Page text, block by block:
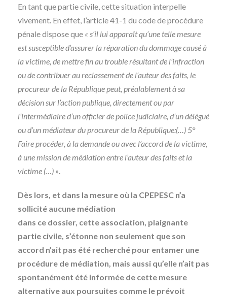
En tant que partie civile, cette situation interpelle
vivement. En effet, l’article 41-1 du code de procédure
pénale dispose que « s’il lui apparaît qu’une telle mesure
est susceptible d’assurer la réparation du dommage causé à
la victime, de mettre fin au trouble résultant de l’infraction
ou de contribuer au reclassement de l’auteur des faits, le
procureur de la République peut, préalablement à sa
décision sur l’action publique, directement ou par
l’intermédiaire d’un officier de police judiciaire, d’un délégué
ou d’un médiateur du procureur de la République:(…) 5°
Faire procéder, à la demande ou avec l’accord de la victime,
à une mission de médiation entre l’auteur des faits et la
victime (…) »
Dès lors, et dans la mesure où la CPEPESC n’a
sollicité aucune médiation
dans ce dossier, cette association, plaignante
partie civile, s’étonne non seulement que son
accord n’ait pas été recherché pour entamer une
procédure de médiation, mais aussi qu’elle n’ait pas
spontanément été informée de cette mesure
alternative aux poursuites comme le prévoit